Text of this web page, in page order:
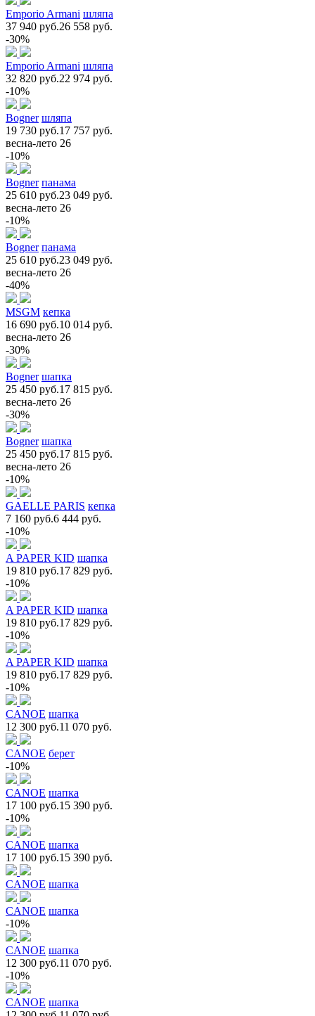
Emporio Armani шляпа
37 940 руб.26 558 руб.
-30%
Emporio Armani шляпа
32 820 руб.22 974 руб.
-10%
Bogner шляпа
19 730 руб.17 757 руб.
весна-лето 26
-10%
Bogner панама
25 610 руб.23 049 руб.
весна-лето 26
-10%
Bogner панама
25 610 руб.23 049 руб.
весна-лето 26
-40%
MSGM кепка
16 690 руб.10 014 руб.
весна-лето 26
-30%
Bogner шапка
25 450 руб.17 815 руб.
весна-лето 26
-30%
Bogner шапка
25 450 руб.17 815 руб.
весна-лето 26
-10%
GAELLE PARIS кепка
7 160 руб.6 444 руб.
-10%
A PAPER KID шапка
19 810 руб.17 829 руб.
-10%
A PAPER KID шапка
19 810 руб.17 829 руб.
-10%
A PAPER KID шапка
19 810 руб.17 829 руб.
-10%
CANOE шапка
12 300 руб.11 070 руб.
CANOE берет
-10%
CANOE шапка
17 100 руб.15 390 руб.
-10%
CANOE шапка
17 100 руб.15 390 руб.
CANOE шапка
CANOE шапка
-10%
CANOE шапка
12 300 руб.11 070 руб.
-10%
CANOE шапка